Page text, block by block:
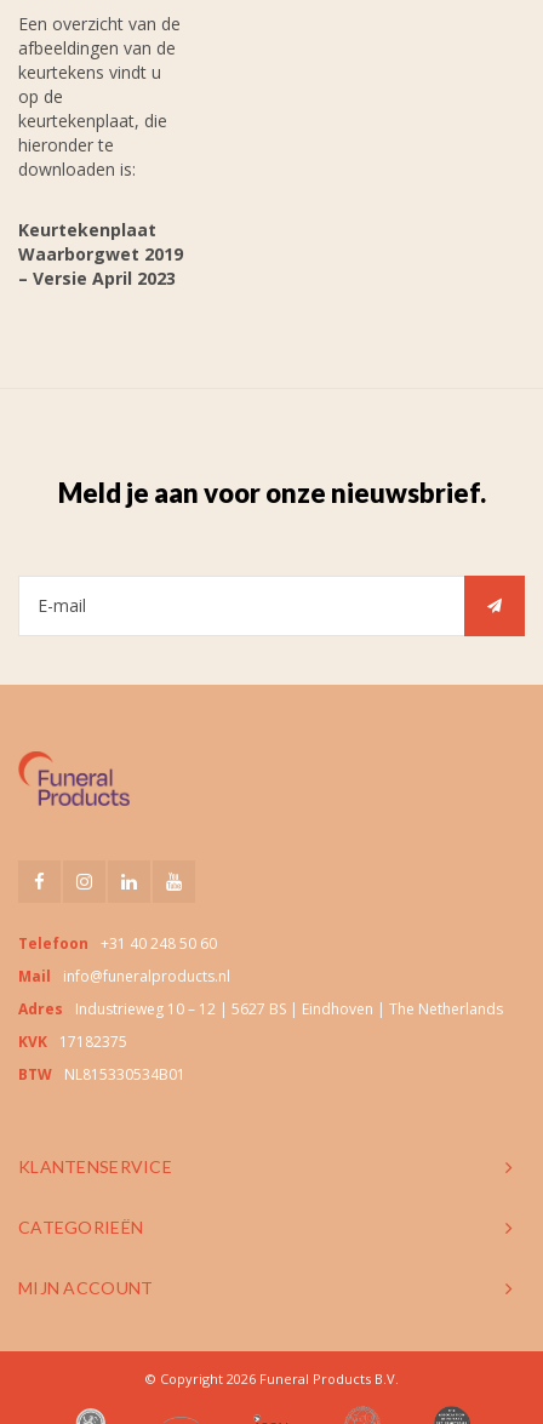
Een overzicht van de
afbeeldingen van de
keurtekens vindt u
op de
keurtekenplaat, die
hieronder te
downloaden is:
Keurtekenplaat
Waarborgwet 2019
– Versie April 2023
Meld je aan voor onze nieuwsbrief.
Telefoon
+31 40 248 50 60
Mail
info@funeralproducts.nl
Adres
Industrieweg 10 – 12 | 5627 BS | Eindhoven | The Netherlands
KVK
17182375
BTW
NL815330534B01
KLANTENSERVICE
CATEGORIEËN
MIJN ACCOUNT
© Copyright 2026 Funeral Products B.V.